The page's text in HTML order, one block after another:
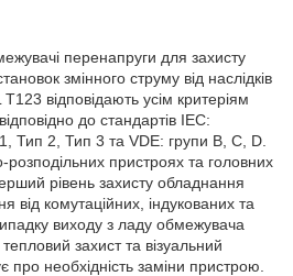
перенапруги для захисту
змінного струму від наслідків
відповідають усім критеріям
до стандартів IEC:
Тип 2, Тип 3 та VDE: групи B, C, D.
пристроях та головних
рівень захисту обладнання
від комутаційних, індукованих та
виходу з ладу обмежувача
захист та візуальний
про необхідність заміни пристрою.